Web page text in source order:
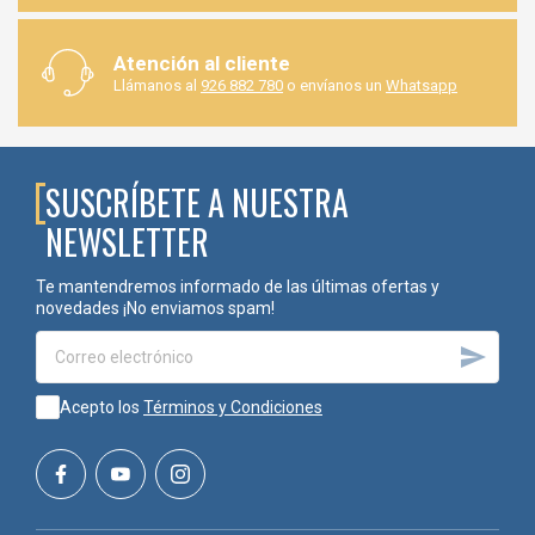
Madera.
Aluminio.
Cemento.
Materiales habituales de construcción.
proyectos.
🧪SOLUCIÓN IDEAL PARA PROFESIONALES
Esta espuma es utilizada habitualmente por:
Carpinterías.
Instaladores de puertas.
Instaladores de ventanas.
Empresas de reformas.
Técnicos de mantenimiento.
Atención al cliente
Llámanos al 926 882 780 o envíanos un Whatsapp
SUSCRÍBETE A NUESTRA
NEWSLETTER
Te mantendremos informado de las últimas ofertas y
novedades ¡No enviamos spam!

Acepto los Términos y Condiciones